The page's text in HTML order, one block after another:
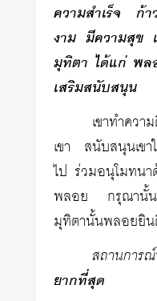
ความสำเร็จ ก้า
งาม มีความสุข
มุทิตา ได้แก่ พล
เสริมสนับสนุน
เขาทำคว
เขา สนับสนุนเขา
ไป ร่วมอนุโมทน
พลอย กรุณานั้นพ
มุทิตานั้นพลอยยิน
สถานการ
ยากที่สุด